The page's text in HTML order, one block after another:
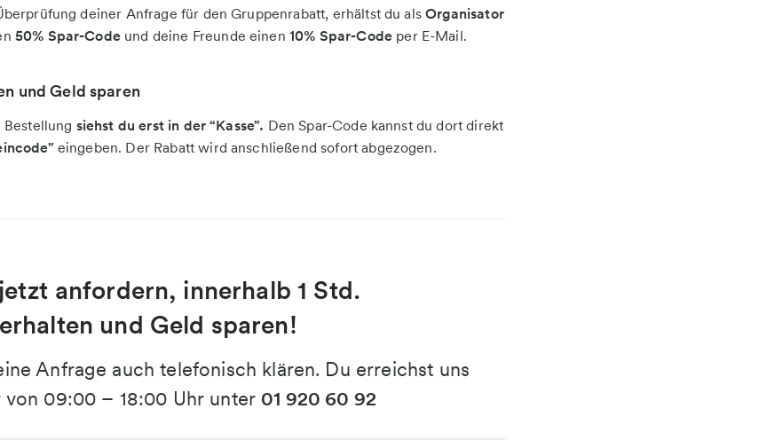
deiner Anfrage für den Gruppenrabatt, erhältst du alsOrganisator
50% Spar-Code und deine Freunde einen 10% Spar-Code per E-Mail.
und Geld sparen
Bestellung siehst du erst in der “Kasse”. Den Spar-Code kannst du dort direkt
eingeben. Der Rabatt wird anschließend sofort abgezogen.
anfordern, innerhalb 1 Std.
und Geld sparen!
Anfrage auch telefonisch klären. Du erreichst uns
09:00 – 18:00 Uhr unter 01 920 60 92